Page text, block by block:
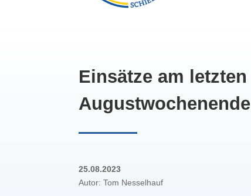
Einsätze am letzten
Augustwochenende
25.08.2023
Autor: Tom Nesselhauf